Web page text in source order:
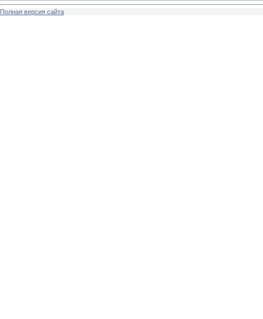
Полная версия сайта